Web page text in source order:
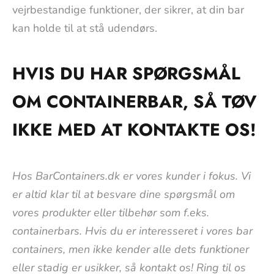
vejrbestandige funktioner, der sikrer, at din bar
kan holde til at stå udendørs.
HVIS DU HAR SPØRGSMÅL
OM CONTAINERBAR, SÅ TØV
IKKE MED AT KONTAKTE OS!
Hos BarContainers.dk er vores kunder i fokus. Vi
er altid klar til at besvare dine spørgsmål om
vores produkter eller tilbehør som f.eks.
containerbars. Hvis du er interesseret i vores bar
containers, men ikke kender alle dets funktioner
eller stadig er usikker, så kontakt os! Ring til os